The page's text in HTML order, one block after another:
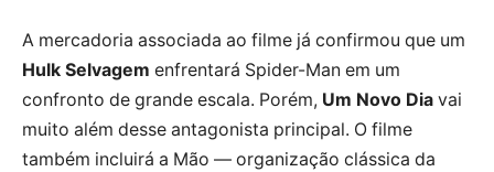
A mercadoria associada ao filme já confirmou que um
Hulk Selvagem enfrentará Spider-Man em um
confronto de grande escala. Porém, Um Novo Dia vai
muito além desse antagonista principal. O filme
também incluirá a Mão — organização clássica da